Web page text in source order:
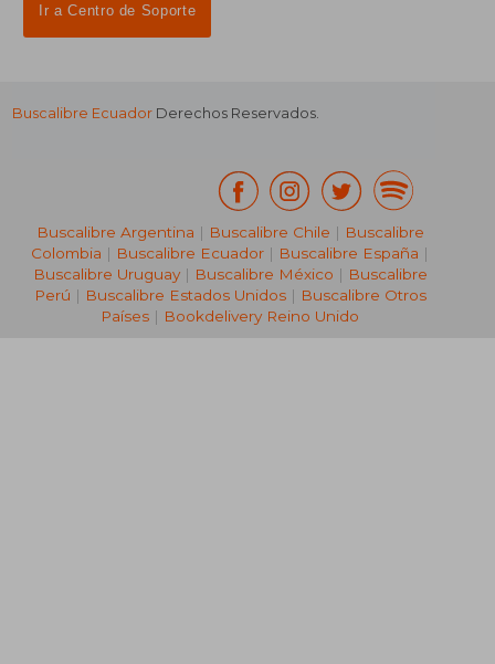
Ir a Centro de Soporte
Buscalibre Ecuador Derechos Reservados.
Buscalibre Argentina | Buscalibre Chile | Buscalibre
Colombia | Buscalibre Ecuador | Buscalibre España |
Buscalibre Uruguay| Buscalibre México | Buscalibre
Perú | Buscalibre Estados Unidos| Buscalibre Otros
Países | Bookdelivery Reino Unido